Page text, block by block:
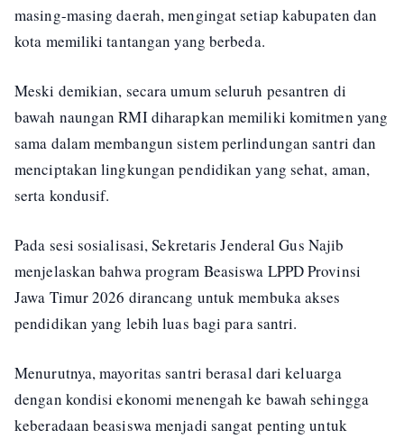
masing-masing daerah, mengingat setiap kabupaten dan
kota memiliki tantangan yang berbeda.
Meski demikian, secara umum seluruh pesantren di
bawah naungan RMI diharapkan memiliki komitmen yang
sama dalam membangun sistem perlindungan santri dan
menciptakan lingkungan pendidikan yang sehat, aman,
serta kondusif.
Pada sesi sosialisasi, Sekretaris Jenderal Gus Najib
menjelaskan bahwa program Beasiswa LPPD Provinsi
Jawa Timur 2026 dirancang untuk membuka akses
pendidikan yang lebih luas bagi para santri.
Menurutnya, mayoritas santri berasal dari keluarga
dengan kondisi ekonomi menengah ke bawah sehingga
keberadaan beasiswa menjadi sangat penting untuk